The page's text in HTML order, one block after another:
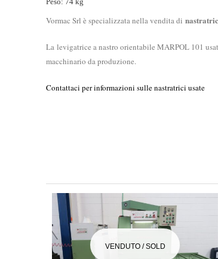
Vormac Srl è specializzata nella vendita di
La levigatrice a nastro orientabile MARPOL 101
macchinario da produzione.
Contattaci per informazioni sulle nastratrici usate
VENDUTO / SOLD